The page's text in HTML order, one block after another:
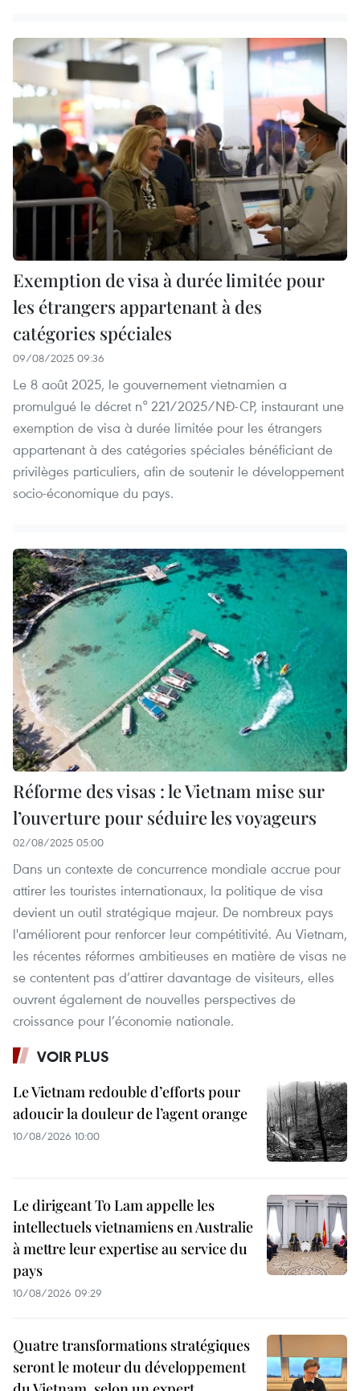
Exemption de visa à durée limitée pour
les étrangers appartenant à des
catégories spéciales
09/08/2025 09:36
Le 8 août 2025, le gouvernement vietnamien a
promulgué le décret n° 221/2025/NĐ-CP, instaurant une
exemption de visa à durée limitée pour les étrangers
appartenant à des catégories spéciales bénéficiant de
privilèges particuliers, afin de soutenir le développement
socio-économique du pays.
Réforme des visas : le Vietnam mise sur
l’ouverture pour séduire les voyageurs
02/08/2025 05:00
Dans un contexte de concurrence mondiale accrue pour
attirer les touristes internationaux, la politique de visa
devient un outil stratégique majeur. De nombreux pays
l'améliorent pour renforcer leur compétitivité. Au Vietnam,
les récentes réformes ambitieuses en matière de visas ne
se contentent pas d’attirer davantage de visiteurs, elles
ouvrent également de nouvelles perspectives de
croissance pour l’économie nationale.
VOIR PLUS
Le Vietnam redouble d’efforts pour
adoucir la douleur de l’agent orange
10/08/2026 10:00
Le dirigeant To Lam appelle les
intellectuels vietnamiens en Australie
à mettre leur expertise au service du
pays
10/08/2026 09:29
Quatre transformations stratégiques
seront le moteur du développement